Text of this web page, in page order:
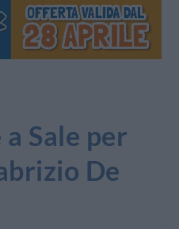
Sale per
De